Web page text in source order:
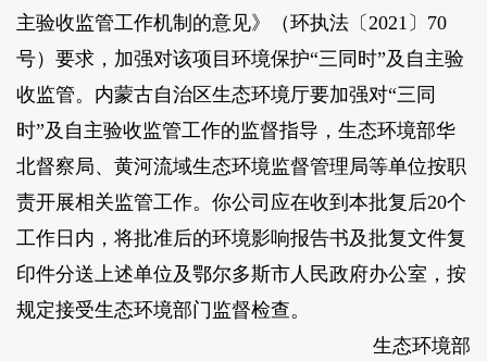
主验收监管工作机制的意见》（环执法〔2021〕70
号）要求，加强对该项目环境保护“三同时”及自主验
收监管。内蒙古自治区生态环境厅要加强对“三同
时”及自主验收监管工作的监督指导，生态环境部华
北督察局、黄河流域生态环境监督管理局等单位按职
责开展相关监管工作。你公司应在收到本批复后20个
工作日内，将批准后的环境影响报告书及批复文件复
印件分送上述单位及鄂尔多斯市人民政府办公室，按
规定接受生态环境部门监督检查。
生态环境部